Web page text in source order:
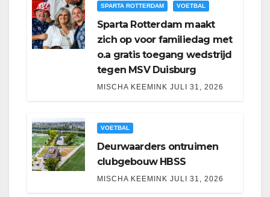
SPARTA ROTTERDAM VOETBAL
Sparta Rotterdam maakt
zich op voor familiedag met
o.a gratis toegang wedstrijd
tegen MSV Duisburg
MISCHA KEEMINK JULI 31, 2026
VOETBAL
Deurwaarders ontruimen
clubgebouw HBSS
MISCHA KEEMINK JULI 31, 2026